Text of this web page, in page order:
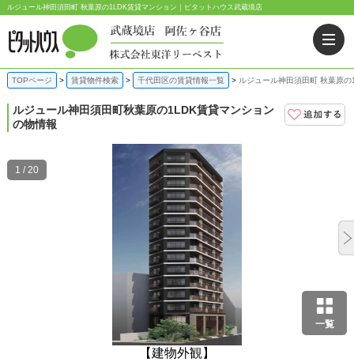
ルジュール神田須田町 秋葉原の1LDK賃貸マンション｜ピタットハウス武蔵境店
TOPページ 賃貸物件検索 千代田区の賃貸情報一覧 ルジュール神田須田町 秋葉原
ルジュール神田須田町秋葉原の1LDK賃貸マンション
の物情報
一覧
【建物外観】
1 / 20